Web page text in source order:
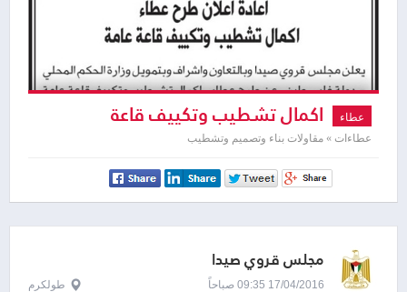
عطاء اكمال تشطيب وتكييف قاعة
عطاءات » مقاولات بناء وتصميم وتشطيب
مجلس قروي صيدا
17/04/2016 09:35 صباحاً طولكرم